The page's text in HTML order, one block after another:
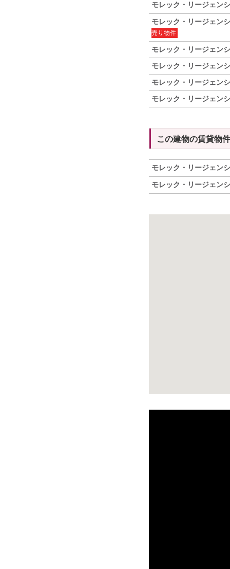
モレック・リージェン
モレック・リージェン
売り物件
モレック・リージェン
モレック・リージェン
モレック・リージェン
モレック・リージェン
この建物の賃貸物件
モレック・リージェン
モレック・リージェン